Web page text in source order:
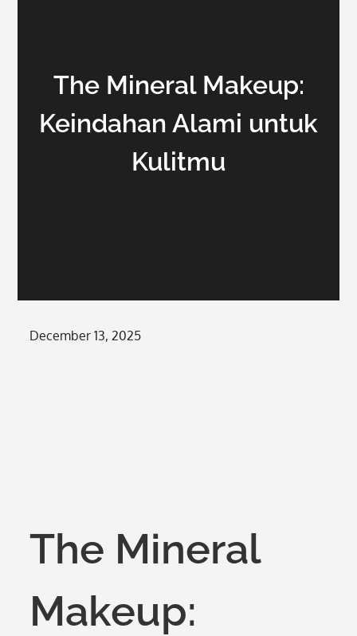
The Mineral Makeup:
Keindahan Alami untuk
Kulitmu
Posted
December 13, 2025
The Mineral
Makeup: